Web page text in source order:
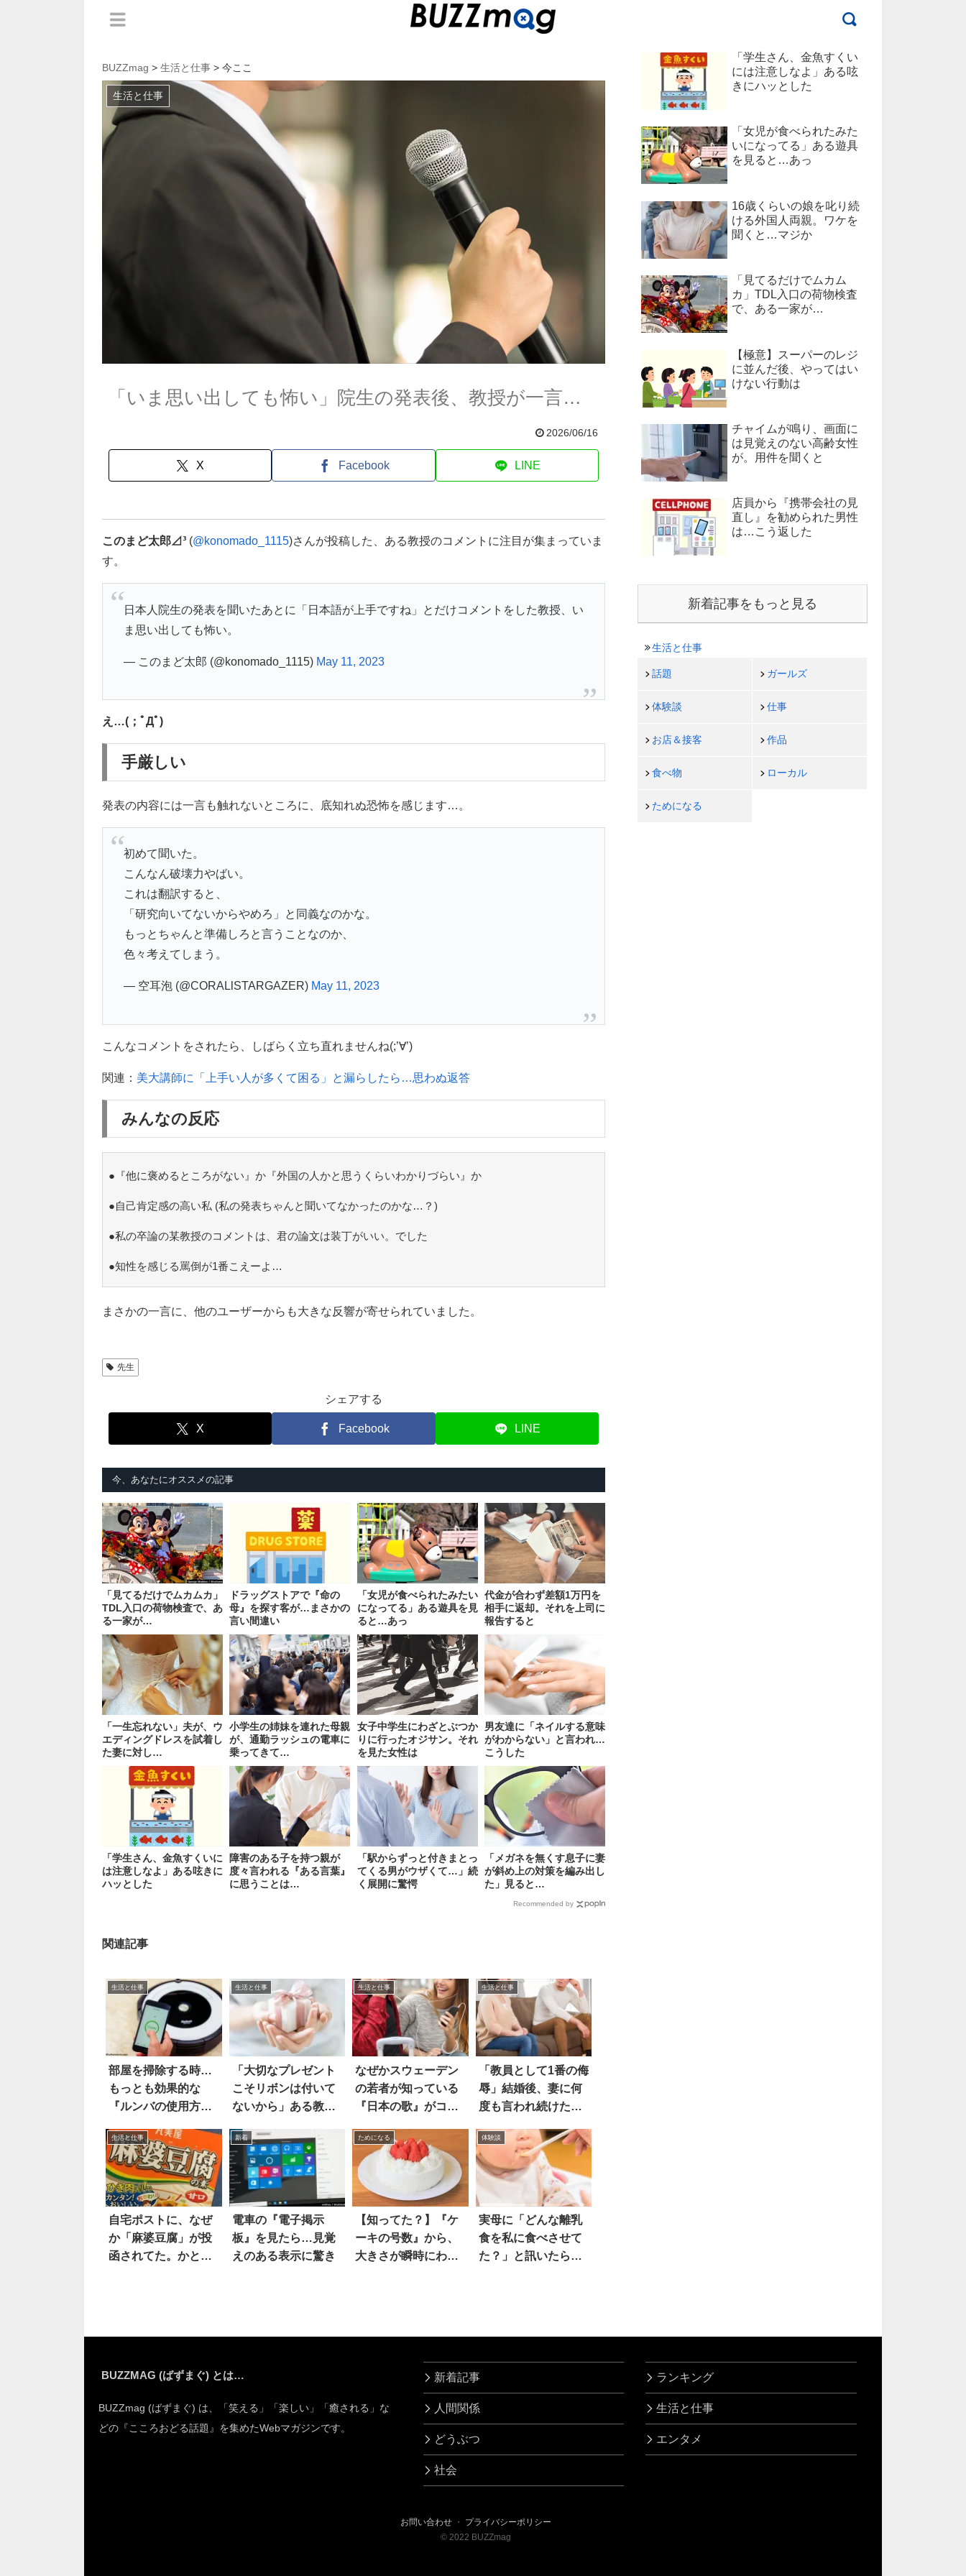
BUZZmag > 生活と仕事 > 今ここ
生活と仕事
「いま思い出しても怖い」院生の発表後、教授が一言…
2026/06/16
X Facebook LINE
このまど太郎⊿³ (@konomado_1115)さんが投稿した、ある教授のコメントに注目が集まっていま
す。
日本人院生の発表を聞いたあとに「日本語が上手ですね」とだけコメントをした教授、い
ま思い出しても怖い。
— このまど太郎 (@konomado_1115) May 11, 2023
え…(；ﾟДﾟ)
手厳しい
発表の内容には一言も触れないところに、底知れぬ恐怖を感じます…。
初めて聞いた。
こんなん破壊力やばい。
これは翻訳すると、
「研究向いてないからやめろ」と同義なのかな。
もっとちゃんと準備しろと言うことなのか、
色々考えてしまう。
— 空耳泡 (@CORALlSTARGAZER) May 11, 2023
こんなコメントをされたら、しばらく立ち直れませんね(;’∀’)
関連： 美大講師に「上手い人が多くて困る」と漏らしたら…思わぬ返答
みんなの反応
●『他に褒めるところがない』か『外国の人かと思うくらいわかりづらい』か
●自己肯定感の高い私 (私の発表ちゃんと聞いてなかったのかな…？)
●私の卒論の某教授のコメントは、君の論文は装丁がいい。でした
●知性を感じる罵倒が1番こえーよ…
まさかの一言に、他のユーザーからも大きな反響が寄せられていました。
先生
シェアする
X Facebook LINE
今、あなたにオススメの記事
「見てるだけでムカムカ」
TDL入口の荷物検査で、あ
る一家が…
ドラッグストアで『命の
母』を探す客が…まさかの
言い間違い
「女児が食べられたみたい
になってる」ある遊具を見
ると…あっ
代金が合わず差額1万円を
相手に返却。それを上司に
報告すると
「一生忘れない」夫が、ウ
エディングドレスを試着し
た妻に対し…
小学生の姉妹を連れた母親
が、通勤ラッシュの電車に
乗ってきて…
女子中学生にわざとぶつか
りに行ったオジサン。それ
を見た女性は
男友達に「ネイルする意味
がわからない」と言われ…
こうした
「学生さん、金魚すくいに
は注意しなよ」ある呟きに
ハッとした
障害のある子を持つ親が
度々言われる『ある言葉』
に思うことは…
「駅からずっと付きまとっ
てくる男がウザくて…」続
く展開に驚愕
「メガネを無くす息子に妻
が斜め上の対策を編み出し
た」見ると…
Recommended by
関連記事
生活と仕事
部屋を掃除する時…
もっとも効果的な
『ルンバの使用方
生活と仕事
「大切なプレゼント
こそリボンは付いて
ないから」ある教え
生活と仕事
なぜかスウェーデン
の若者が知っている
『日本の歌』がコチ
生活と仕事
「教員として1番の侮
辱」結婚後、妻に何
度も言われ続けた言
生活と仕事
自宅ポストに、なぜ
か「麻婆豆腐」が投
函されてた。かと思
新着
電車の『電子掲示
板』を見たら…見覚
えのある表示に驚き
ためになる
【知ってた？】『ケ
ーキの号数』から、
大きさが瞬時にわか
体験談
実母に「どんな離乳
食を私に食べさせて
た？」と訊いたら…
「学生さん、金魚すくい
には注意しなよ」ある呟
きにハッとした
「女児が食べられたみた
いになってる」ある遊具
を見ると…あっ
16歳くらいの娘を叱り続
ける外国人両親。ワケを
聞くと…マジか
「見てるだけでムカム
カ」TDL入口の荷物検査
で、ある一家が…
【極意】スーパーのレジ
に並んだ後、やってはい
けない行動は
チャイムが鳴り、画面に
は見覚えのない高齢女性
が。用件を聞くと
店員から『携帯会社の見
直し』を勧められた男性
は…こう返した
新着記事をもっと見る
生活と仕事
話題 ガールズ
体験談 仕事
お店＆接客 作品
食べ物 ローカル
ためになる
BUZZMAG (ばずまぐ) とは…
BUZZmag (ばずまぐ) は、「笑える」「楽しい」「癒される」な
どの『こころおどる話題』を集めたWebマガジンです。
新着記事
人間関係
どうぶつ
社会
ランキング
生活と仕事
エンタメ
お問い合わせ ・ プライバシーポリシー
© 2022 BUZZmag